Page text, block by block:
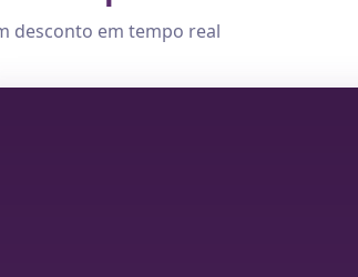
desconto em tempo real